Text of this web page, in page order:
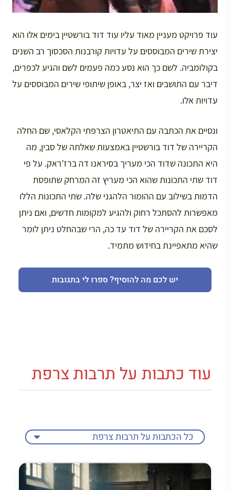
עוד פרויקט מעניין מאוד עליו עוד דוד בורשטיין בימים אלו הוא
יצירת שירים המבוססים על עדויות קורבנות הסכסוך רב השנים
בקולומביה. לשם כך הוא נסע כמה פעמים לשם והגיע לכפרים,
דיבר עם התושבים ואז יצר, באופן שיתופי שירים המבוססים על
עדויות אלו.
ונסיים את הכתבה עם התיאטרון הצרפתי הקלאסי, שם החלה
הקריירה של דוד בורשטיין באמצעות שאלתה של סבין, מה
היא התכונה שדוד הכי מעריך בסיראנו דה ברז’ראק. על פי
דוד שתי התכונות שהוא הכי מעריץ זה המרחק שתופסת
הדמות בשילוב עם ההומור הלהגני שלה. שתי התכונות הללו
מאפשרות להסתכל רחוק ולהגיע למקומות חדשים, ואם ניתן
לסכם את הקריירה של דוד עד כה, הרי שבהחלט ניתן לומר
שהיא מתאפיינת בחידוש מתמיד.
יש לכם מה להוסיף? ספרו לי בתגובות
עוד כתבות על תרבות צרפת